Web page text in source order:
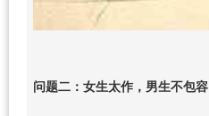
问题二：女生太作，男生不包容